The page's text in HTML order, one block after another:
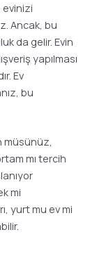
evinizi
Ancak, bu
da gelir. Evin
yapılması
Ev
bu
müsünüz,
mı tercih
mi
yurt mu ev mi